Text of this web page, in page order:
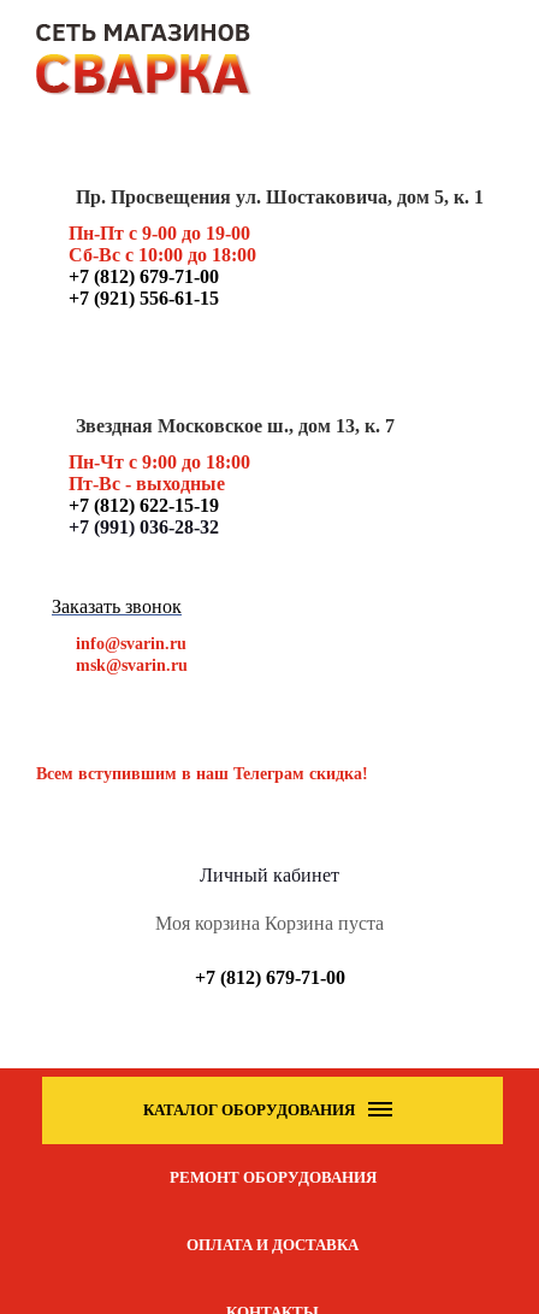
Пр. Просвещения ул. Шостаковича, дом 5, к. 1
Пн-Пт с 9-00 до 19-00
Сб-Вс с 10:00 до 18:00
+7 (812) 679-71-00
+7 (921) 556-61-15
Звездная Московское ш., дом 13, к. 7
Пн-Чт с 9:00 до 18:00
Пт-Вс - выходные
+7 (812) 622-15-19
+7 (991) 036-28-32
Заказать звонок
info@svarin.ru
msk@svarin.ru
Всем вступившим в наш Телеграм скидка!
Личный кабинет
Моя корзина Корзина пуста
+7 (812) 679-71-00
КАТАЛОГ ОБОРУДОВАНИЯ
РЕМОНТ ОБОРУДОВАНИЯ
ОПЛАТА И ДОСТАВКА